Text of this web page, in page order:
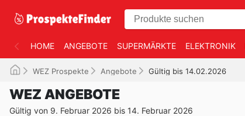
HOME ANGEBOTE SUPERMÄRKTE ELEKTRONIK
WEZ Prospekte Angebote Gültig bis 14.02.2026
WEZ ANGEBOTE
Gültig von 9. Februar 2026 bis 14. Februar 2026